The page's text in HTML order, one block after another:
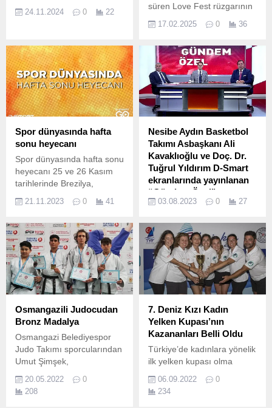
24.11.2024 0 22
süren Love Fest rüzgarının
koşusuyla taçlandı.
17.02.2025 0 36
Spor dünyasında hafta
sonu heyecanı
Spor dünyasında hafta sonu
heyecanı 25 ve 26 Kasım
tarihlerinde Brezilya,
Arjantin ve İspanya
Basketbol Ligi ile Plaj
tüm heyecanı Spor Smart’ta
canlı yaşanacak.
21.11.2023 0 41
Nesibe Aydın Basketbol
Takımı Asbaşkanı Ali
Kavaklıoğlu ve Doç. Dr.
Tuğrul Yıldırım D-Smart
ekranlarında yayınlanan
“Gündem Özel"
programına konuk oldu
Takımı Asbaşkanı Ali
Kavaklıoğlu ve Doç.
03.08.2023 0 27
Osmangazili Judocudan
Bronz Madalya
Osmangazi Belediyespor
Judo Takımı sporcularından
Umut Şimşek,
düzenlenen Spor Toto
Yıldızlar Türkiye
20.05.2022
0
208
7. Deniz Kızı Kadın
Yelken Kupası’nın
Kazananları Belli Oldu
Türkiye’de kadınlara yönelik
ilk yelken kupası olma
Kadın Yelken Kupası’nın
yedincisi bu yıl 3 - 4 Eylül
06.09.2022
0
234